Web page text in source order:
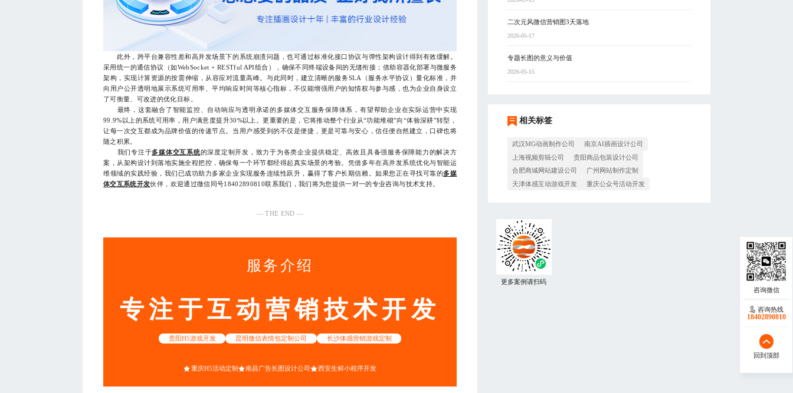
此外，跨平台兼容性差和高并发场景下的系统崩溃问题，也可通过标准化接口协议与弹性架构设计得到有效缓解。
采用统一的通信协议（如WebSocket + RESTful API组合），确保不同终端设备间的无缝衔接；借助容器化部署与微服务
架构，实现计算资源的按需伸缩，从容应对流量高峰。与此同时，建立清晰的服务SLA（服务水平协议）量化标准，并
向用户公开透明地展示系统可用率、平均响应时间等核心指标，不仅能增强用户的知情权与参与感，也为企业自身设立
了可衡量、可改进的优化目标。
最终，这套融合了智能监控、自动响应与透明承诺的多媒体交互服务保障体系，有望帮助企业在实际运营中实现
99.9%以上的系统可用率，用户满意度提升30%以上。更重要的是，它将推动整个行业从“功能堆砌”向“体验深耕”转型，
让每一次交互都成为品牌价值的传递节点。当用户感受到的不仅是便捷，更是可靠与安心，信任便自然建立，口碑也将
随之积累。
我们专注于多媒体交互系统的深度定制开发，致力于为各类企业提供稳定、高效且具备强服务保障能力的解决方
案，从架构设计到落地实施全程把控，确保每一个环节都经得起真实场景的考验。凭借多年在高并发系统优化与智能运
维领域的实践经验，我们已成功助力多家企业实现服务连续性跃升，赢得了客户长期信赖。如果您正在寻找可靠的多媒
体交互系统开发伙伴，欢迎通过微信同号18402890810联系我们，我们将为您提供一对一的专业咨询与技术支持。
— THE END —
服务介绍
专注于互动营销技术开发
贵阳H5游戏开发 昆明微信表情包定制公司 长沙体感营销游戏定制
重庆H5活动定制 南昌广告长图设计公司 西安生鲜小程序开发
二次元风微信营销图3天落地
2026-05-17
专题长图的意义与价值
2026-05-15
相关标签
武汉MG动画制作公司
南京AI插画设计公司
上海视频剪辑公司
贵阳商品包装设计公司
合肥商城网站建设公司
广州网站制作定制
天津体感互动游戏开发
重庆公众号活动开发
更多案例请扫码
咨询热线
17723342546
回到顶部
咨询热线
18402890810
回到顶部